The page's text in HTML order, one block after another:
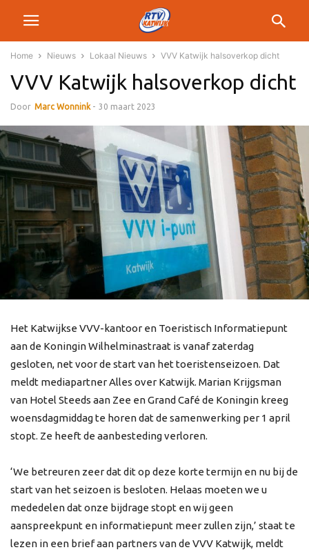
Home Nieuws Lokaal Nieuws VVV Katwijk halsoverkop dicht
VVV Katwijk halsoverkop dicht
Door Marc Wonnink - 30 maart 2023
Het Katwijkse VVV-kantoor en Toeristisch Informatiepunt
aan de Koningin Wilhelminastraat is vanaf zaterdag
gesloten, net voor de start van het toeristenseizoen. Dat
meldt mediapartner Alles over Katwijk. Marian Krijgsman
van Hotel Steeds aan Zee en Grand Café de Koningin kreeg
woensdagmiddag te horen dat de samenwerking per 1 april
stopt. Ze heeft de aanbesteding verloren.
‘We betreuren zeer dat dit op deze korte termijn en nu bij de
start van het seizoen is besloten. Helaas moeten we u
mededelen dat onze bijdrage stopt en wij geen
aanspreekpunt en informatiepunt meer zullen zijn,’ staat te
lezen in een brief aan partners van de VVV Katwijk, meldt